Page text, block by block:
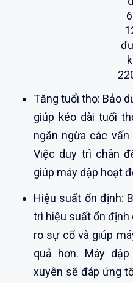
Tăng tuổi thọ: Bảo
giúp kéo dài tuổi
ngăn ngừa các
Việc duy trì chân
giúp máy dập hoạt
Hiệu suất ổn định:
trì hiệu suất ổn định
ro sự cố và giúp
quả hơn. Máy
xuyên sẽ đáp ứng